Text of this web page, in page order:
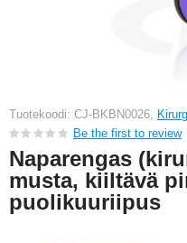
Tuotekoodi: CJ-BKBN0026,
Be the first to review
Naparengas
musta, kiiltävä
puolikuuriipus